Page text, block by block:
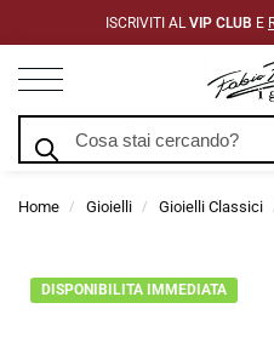
ISCRIVITI AL VIP CLUB E
Home / Gioielli / Gioielli Classici
DISPONIBILITA IMMEDIATA